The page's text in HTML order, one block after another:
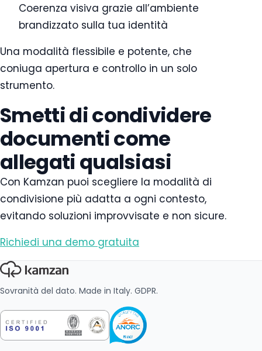
Coerenza visiva grazie all’ambiente
brandizzato sulla tua identità
Una modalità flessibile e potente, che
coniuga apertura e controllo in un solo
strumento.
Smetti di condividere
documenti come
allegati qualsiasi
Con Kamzan puoi scegliere la modalità di
condivisione più adatta a ogni contesto,
evitando soluzioni improvvisate e non sicure.
Richiedi una demo gratuita
Sovranità del dato. Made in Italy. GDPR.